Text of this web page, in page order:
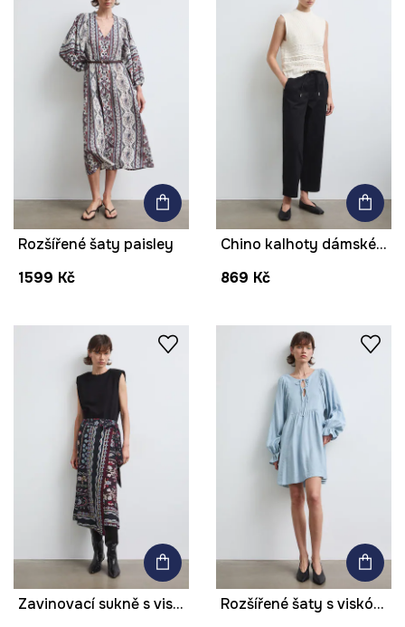
Rozšířené šaty paisley
1599 Kč
Chino kalhoty dámské bavlněné s elastanem
869 Kč
Zavinovací sukně s viskózou paisley
Rozšířené šaty s viskózou hladké